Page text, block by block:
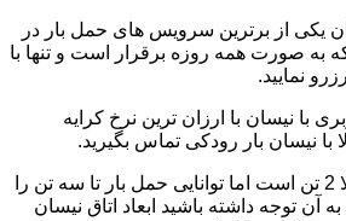
یکی از برترین سرویس های حمل بار در
به صورت همه روزه برقرار است و تنها با
نمایید.
با نیسان با ارزان ترین نرخ کرایه
با نیسان بار رودکی تماس بگیرید.
ظرفیت نیسان ها معمولا 2 تن است اما توانایی حمل بار تا سه تن را
به آن توجه داشته باشید ابعاد اتاق نیسان